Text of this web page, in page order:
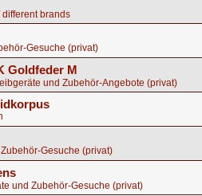
brands
Gesuche (privat)
Goldfeder M
und Zubehör-Angebote (privat)
Gesuche (privat)
und Zubehör-Gesuche (privat)